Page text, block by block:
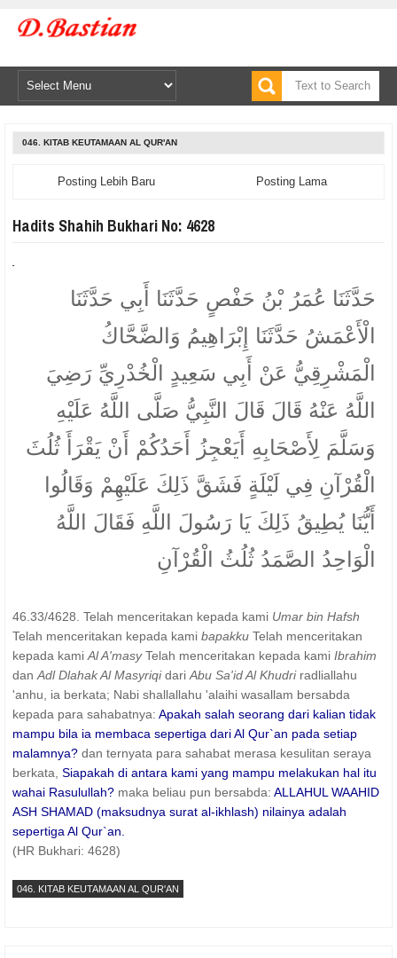
046. KITAB KEUTAMAAN AL QUR'AN
Posting Lebih Baru Posting Lama
Hadits Shahih Bukhari No: 4628
حَدَّثَنَا عُمَرُ بْنُ حَفْصٍ حَدَّثَنَا أَبِي حَدَّثَنَا
الْأَعْمَشُ حَدَّثَنَا إِبْرَاهِيمُ وَالضَّحَّاكُ
الْمَشْرِقِيُّ عَنْ أَبِي سَعِيدٍ الْخُدْرِيِّ رَضِيَ
اللَّهُ عَنْهُ قَالَ قَالَ النَّبِيُّ صَلَّى اللَّهُ عَلَيْهِ
وَسَلَّمَ لِأَصْحَابِهِ أَيَعْجِزُ أَحَدُكُمْ أَنْ يَقْرَأَ ثُلُثَ
الْقُرْآنِ فِي لَيْلَةٍ فَشَقَّ ذَلِكَ عَلَيْهِمْ وَقَالُوا
أَيُّنَا يُطِيقُ ذَلِكَ يَا رَسُولَ اللَّهِ فَقَالَ اللَّهُ
الْوَاحِدُ الصَّمَدُ ثُلُثُ الْقُرْآنِ
46.33/4628. Telah menceritakan kepada kami Umar bin Hafsh
Telah menceritakan kepada kami bapakku Telah menceritakan
kepada kami Al A'masyTelah menceritakan kepada kami Ibrahim
dan Adl Dlahak Al Masyriqidari Abu Sa'id Al Khudriradliallahu
'anhu, ia berkata; Nabi shallallahu 'alaihi wasallam bersabda
kepada para sahabatnya: Apakah salah seorang dari kalian tidak
mampu bila ia membaca sepertiga dari Al Qur`an pada setiap
malamnya? dan ternyata para sahabat merasa kesulitan seraya
berkata, Siapakah di antara kami yang mampu melakukan hal itu
wahai Rasulullah? maka beliau pun bersabda: ALLAHUL WAAHID
ASH SHAMAD (maksudnya surat al-ikhlash) nilainya adalah
sepertiga Al Qur`an.
(HR Bukhari: 4628)
046. KITAB KEUTAMAAN AL QUR'AN